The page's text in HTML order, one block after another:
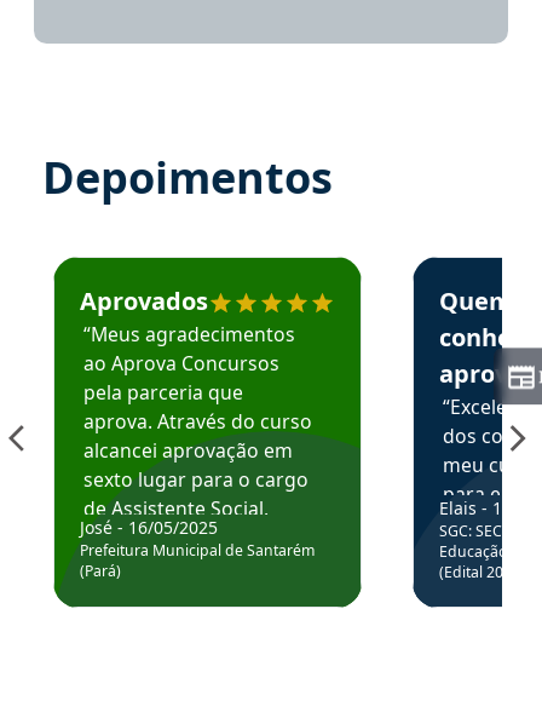
Depoimentos
Estudante José recomenda o Aprova Concursos em
Aprovados
“Meus agradecimentos
ao Aprova Concursos
pela parceria que
aprova. Através do curso
alcancei aprovação em
sexto lugar para o cargo
de Assistente Social.
Hoje estou atuando na
Prefeitura de Santarém.
José - 16/05/2025
Prefeitura Municipal de Santarém
(Pará)
Estudante
Quem
aprova
dos
meu
para
colocar
através
de
Elais - 15/
SGC: SEC BA
Educação
(Edital